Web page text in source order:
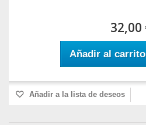
32,00
Añadir al carrito
Añadir a la lista de deseos